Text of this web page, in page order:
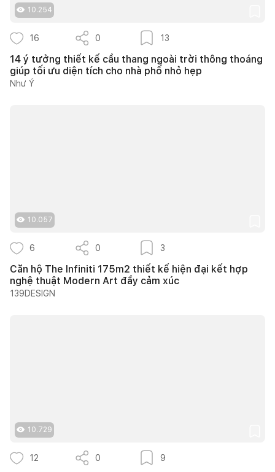
10.254
16 0 13
14 ý tưởng thiết kế cầu thang ngoài trời thông thoáng
giúp tối ưu diện tích cho nhà phố nhỏ hẹp
Như Ý
10.057
6 0 3
Căn hộ The Infiniti 175m2 thiết kế hiện đại kết hợp
nghệ thuật Modern Art đầy cảm xúc
139DESIGN
10.729
12 0 9